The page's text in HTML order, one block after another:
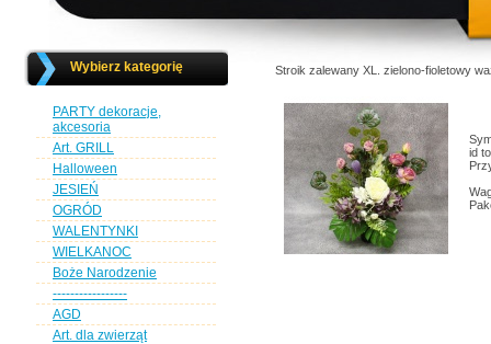
Wybierz kategorię
PARTY dekoracje,
akcesoria
Art. GRILL
Halloween
JESIEŃ
OGRÓD
WALENTYNKI
WIELKANOC
Boże Narodzenie
-----------------
AGD
Art. dla zwierząt
Stroik zalewany XL. zielono-fioletowy
id